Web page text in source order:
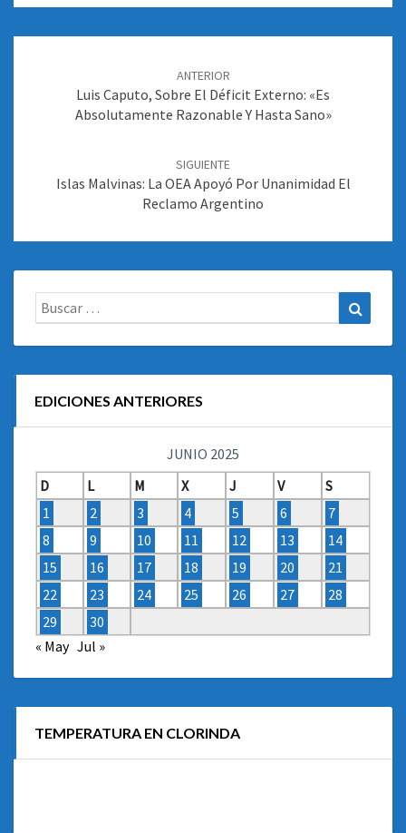
entradas
ANTERIOR
Luis Caputo, Sobre El Déficit Externo: «Es
Absolutamente Razonable Y Hasta Sano»
SIGUIENTE
Islas Malvinas: La OEA Apoyó Por Unanimidad El
Reclamo Argentino
Buscar:
EDICIONES ANTERIORES
JUNIO 2025
D
L M X J V
S
1
2 3 4 5 6
7
8
9 10 11 12 13
14
15
16 17 18 19 20
21
22
23 24 25 26 27
28
29
30
« May Jul »
TEMPERATURA EN CLORINDA